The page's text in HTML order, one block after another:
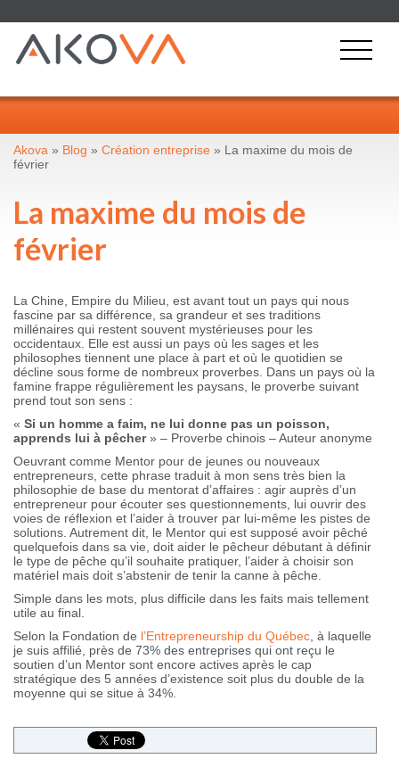
Akova » Blog » Création entreprise » La maxime du mois de
février
La maxime du mois de
février
La Chine, Empire du Milieu, est avant tout un pays qui nous
fascine par sa différence, sa grandeur et ses traditions
millénaires qui restent souvent mystérieuses pour les
occidentaux. Elle est aussi un pays où les sages et les
philosophes tiennent une place à part et où le quotidien se
décline sous forme de nombreux proverbes. Dans un pays où la
famine frappe régulièrement les paysans, le proverbe suivant
prend tout son sens :
« Si un homme a faim, ne lui donne pas un poisson,
apprends lui à pêcher» – Proverbe chinois – Auteur anonyme
Oeuvrant comme Mentor pour de jeunes ou nouveaux
entrepreneurs, cette phrase traduit à mon sens très bien la
philosophie de base du mentorat d’affaires : agir auprès d’un
entrepreneur pour écouter ses questionnements, lui ouvrir des
voies de réflexion et l’aider à trouver par lui-même les pistes de
solutions. Autrement dit, le Mentor qui est supposé avoir pêché
quelquefois dans sa vie, doit aider le pêcheur débutant à définir
le type de pêche qu’il souhaite pratiquer, l’aider à choisir son
matériel mais doit s’abstenir de tenir la canne à pêche.
Simple dans les mots, plus difficile dans les faits mais tellement
utile au final.
Selon la Fondation de l’Entrepreneurship du Québec , à laquelle
je suis affilié, près de 73% des entreprises qui ont reçu le
soutien d’un Mentor sont encore actives après le cap
stratégique des 5 années d’existence soit plus du double de la
moyenne qui se situe à 34%.